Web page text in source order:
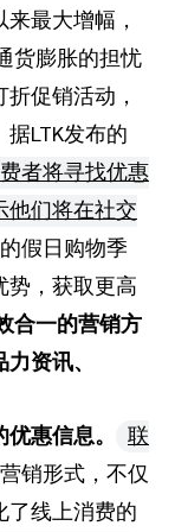
最大增幅，
货膨胀的担忧
促销活动，
LTK发布的
者将寻找优惠
他们将在社交
假日购物季
势，获取更高
合一的营销方
资讯、
惠信息。
联
销形式，不仅
了线上消费的